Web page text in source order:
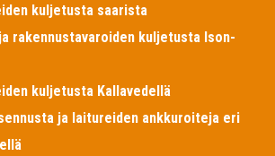
kuljetusta saarista
rakennustavaroiden kuljetusta Ison-
kuljetusta Kallavedellä
ja laitureiden ankkuroiteja eri